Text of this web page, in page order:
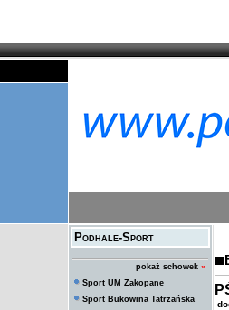
Podhale-Sport
pokaż schowek »
Sport UM Zakopane
Sport Bukowina Tatrzańska